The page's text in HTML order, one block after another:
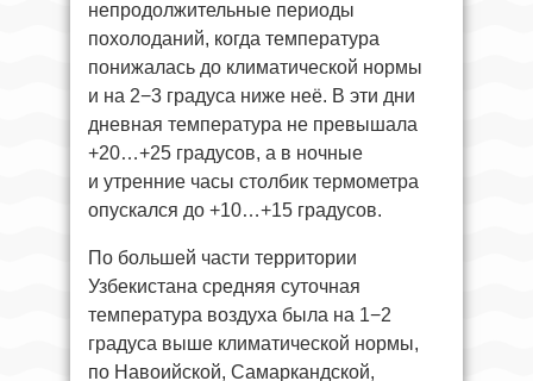
непродолжительные периоды
похолоданий, когда температура
понижалась до климатической нормы
и на 2−3 градуса ниже неё. В эти дни
дневная температура не превышала
+20…+25 градусов, а в ночные
и утренние часы столбик термометра
опускался до +10…+15 градусов.
По большей части территории
Узбекистана средняя суточная
температура воздуха была на 1−2
градуса выше климатической нормы,
по Навоийской, Самаркандской,